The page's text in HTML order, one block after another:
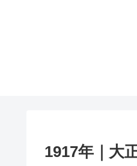
1917年｜大